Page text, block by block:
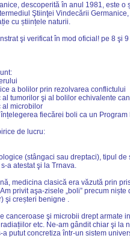
descoperită în anul 1981, este
Ştiinţei Vindecării
cu științele naturii.
şi verificat în mod oficial! pe 8 şi
a bolilor prin rezolvarea conflictului
tumorilor şi al bolilor echivalente
al microbilor
fiecărei boli ca un
de lucru:
(stângaci sau dreptaci), tipul
a atestat şi la Trnava.
medicina clasică era văzută prin
privit aşa-zisele „boli” precum
şi creșteri benigne .
canceroase şi microbii drept armate
etc. Ne-am gândit chiar şi
putut concretiza într-un sistem